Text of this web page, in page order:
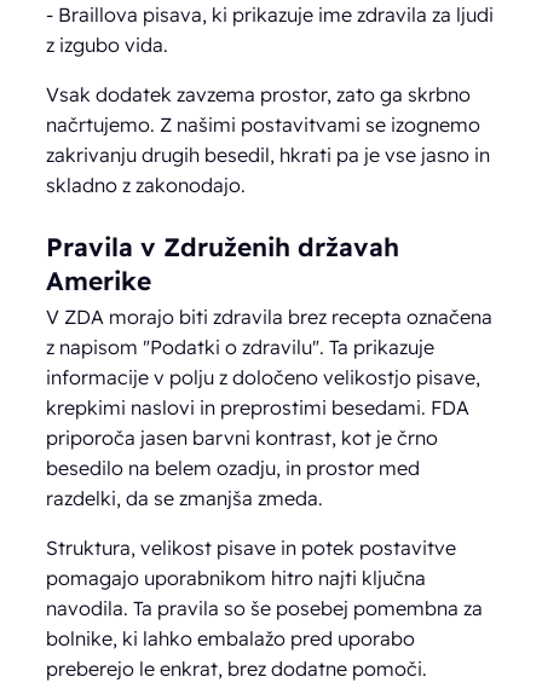
- Braillova pisava, ki prikazuje ime zdravila za ljudi
z izgubo vida.
Vsak dodatek zavzema prostor, zato ga skrbno
načrtujemo. Z našimi postavitvami se izognemo
zakrivanju drugih besedil, hkrati pa je vse jasno in
skladno z zakonodajo.
Pravila v Združenih državah
Amerike
V ZDA morajo biti zdravila brez recepta označena
z napisom "Podatki o zdravilu". Ta prikazuje
informacije v polju z določeno velikostjo pisave,
krepkimi naslovi in preprostimi besedami. FDA
priporoča jasen barvni kontrast, kot je črno
besedilo na belem ozadju, in prostor med
razdelki, da se zmanjša zmeda.
Struktura, velikost pisave in potek postavitve
pomagajo uporabnikom hitro najti ključna
navodila. Ta pravila so še posebej pomembna za
bolnike, ki lahko embalažo pred uporabo
preberejo le enkrat, brez dodatne pomoči.